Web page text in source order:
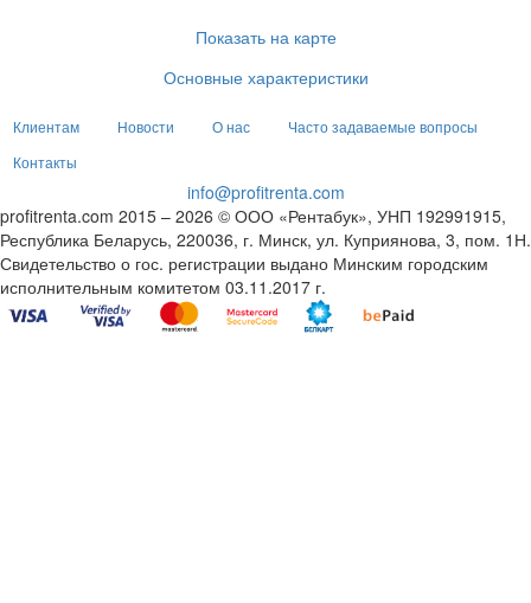
Показать на карте
Основные характеристики
Клиентам Новости О нас
Часто задаваемые вопросы
Контакты
info@profitrenta.com
profitrenta.com 2015 – 2026 © ООО «Рентабук», УНП 192991915,
Республика Беларусь, 220036, г. Минск, ул. Куприянова, 3, пом. 1Н.
Свидетельство о гос. регистрации выдано Минским городским
исполнительным комитетом 03.11.2017 г.